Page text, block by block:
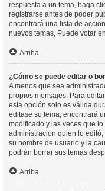
respuesta a un tema, haga
registrarse antes de poder
encontrará una lista de
nuevos temas, Puede votar
Arriba
¿Cómo se puede editar o
A menos que sea
propios mensajes. Para
esta opción solo es válida
editase su tema, encontrará
modificado y las veces que
administración quién lo
su nombre de usuario y la
podrán borrar sus temas
Arriba